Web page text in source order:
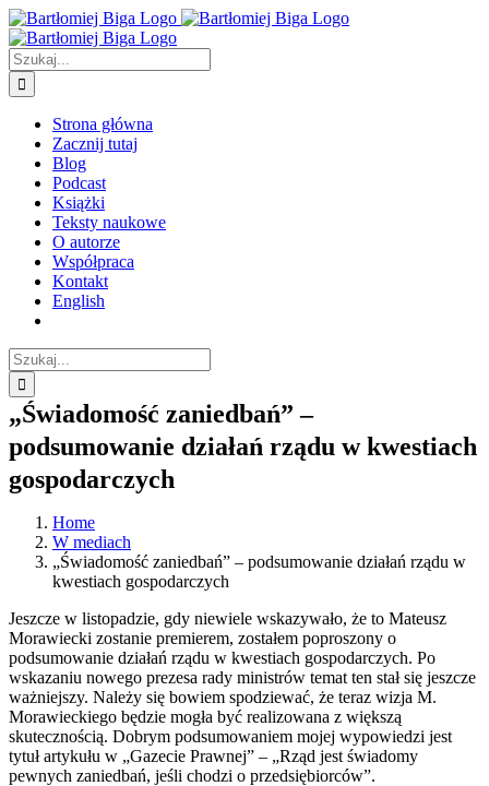
Przejdź
do
zawartości
Szukaj
Strona główna
Zacznij tutaj
Blog
Podcast
Książki
Teksty naukowe
O autorze
Współpraca
Kontakt
English
Szukaj
„Świadomość zaniedbań” –
podsumowanie działań rządu w kwestiach
gospodarczych
Home
W mediach
„Świadomość zaniedbań” – podsumowanie działań rządu w
kwestiach gospodarczych
Jeszcze w listopadzie, gdy niewiele wskazywało, że to Mateusz
Morawiecki zostanie premierem, zostałem poproszony o
podsumowanie działań rządu w kwestiach gospodarczych. Po
wskazaniu nowego prezesa rady ministrów temat ten stał się jeszcze
ważniejszy. Należy się bowiem spodziewać, że teraz wizja M.
Morawieckiego będzie mogła być realizowana z większą
skutecznością. Dobrym podsumowaniem mojej wypowiedzi jest
tytuł artykułu w „Gazecie Prawnej” – „Rząd jest świadomy
pewnych zaniedbań, jeśli chodzi o przedsiębiorców”.